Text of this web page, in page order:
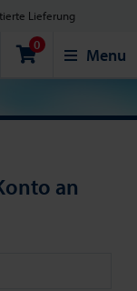
Lieferung
Sicher einkaufen
Banküberweisung
0 Menu
an